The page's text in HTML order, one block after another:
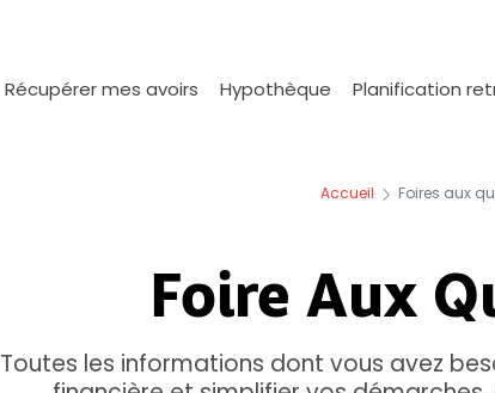
Récupérer mes avoirs Hypothèque Planification
Accueil Foires aux
Foire Aux
Toutes les informations dont vous avez